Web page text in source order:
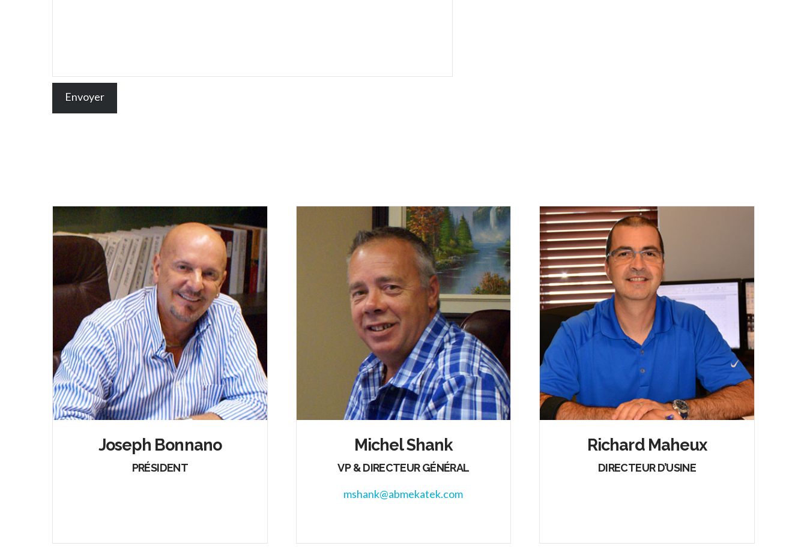
Joseph Bonnano
PRÉSIDENT
Michel Shank
VP & DIRECTEUR GÉNÉRAL
mshank@abmekatek.com
Richard Maheux
DIRECTEUR D’USINE